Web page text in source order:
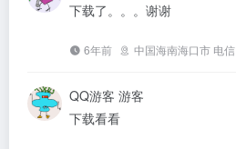
下载了。。。谢谢
6年前 中国海南海口市 电信
QQ游客 游客
下载看看